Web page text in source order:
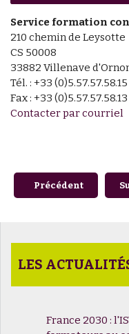
Service formation
210 chemin de Leysotte
CS 50008
33882 Villenave
Tél. : +33 (0)5.57.57.58.15
Fax : +33 (0)5.57.57.58.13
Contacter par courriel
Article précédent :
Précédent
LES
France 2030 :